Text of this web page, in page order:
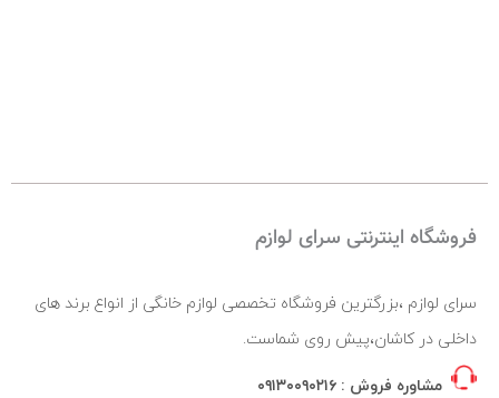
فروشگاه اینترنتی سرای لوازم
سرای لوازم ،بزرگترین فروشگاه تخصصی لوازم خانگی از انواع برند های
داخلی در کاشان،پیش روی شماست.
مشاوره فروش : ۰۹۱۳۰۰۹۰۲۱۶